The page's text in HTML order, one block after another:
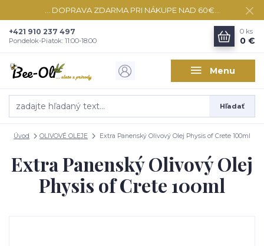
... DOPRAVA ZDARMA PRI NÁKUPE NAD 60€...
Menu
Hľadať
+421 910 237 497
Pondelok-Piatok: 11:00-18:00
0 ks
0 €
Úvod OLIVOVÉ OLEJE Extra Panenský Olivový Olej Physis of Crete 100ml
Extra Panenský Olivový Olej
Physis of Crete 100ml